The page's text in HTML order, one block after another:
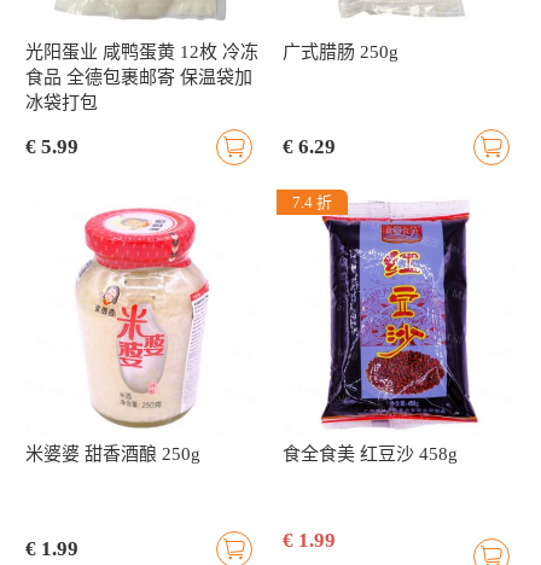
光阳蛋业 咸鸭蛋黄 12枚 冷冻
食品 全德包裹邮寄 保温袋加
冰袋打包
€ 5.99
广式腊肠 250g
€ 6.29
米婆婆 甜香酒酿 250g
€ 1.99
7.4 折
食全食美 红豆沙 458g
€ 1.99